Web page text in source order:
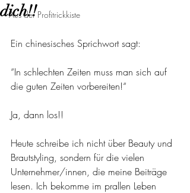
Aus der Profitrickkiste
dich!!
Ein chinesisches Sprichwort sagt:
“In schlechten Zeiten muss man sich auf
die guten Zeiten vorbereiten!“
Ja, dann los!!
Heute schreibe ich nicht über Beauty und
Brautstyling, sondern für die vielen
Unternehmer/innen, die meine Beiträge
lesen. Ich bekomme im prallen Leben